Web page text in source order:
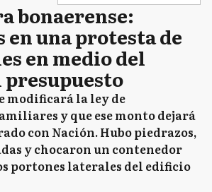
bonaerense:
en una protesta de
en medio del
presupuesto
modificará la ley de
y que ese monto dejará
con Nación. Hubo piedrazos,
y chocaron un contenedor
portones laterales del edificio